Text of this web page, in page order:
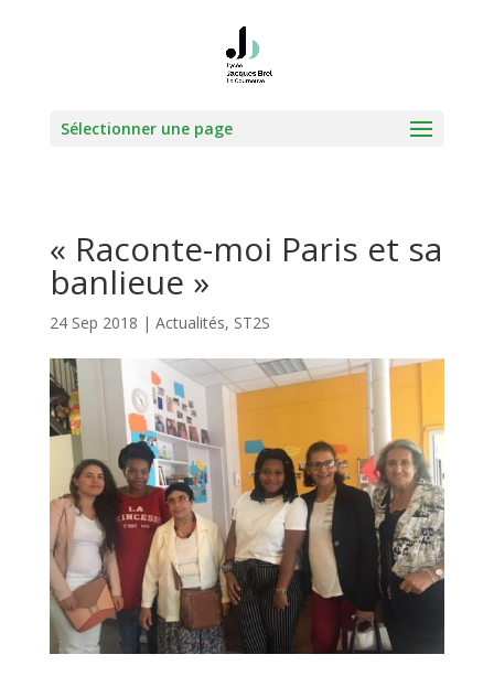
Sélectionner une page
« Raconte-moi Paris et sa
banlieue »
24 Sep 2018 | Actualités, ST2S